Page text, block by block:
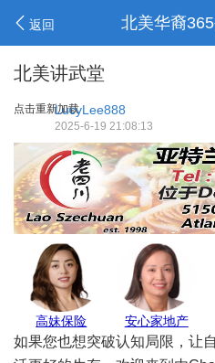
返回 北美华裔
北美讲武堂
点击重新加载LucyLee888
2025-6-19 21:08:13
Pest 地毯王
如果您也想突破认知局限，让